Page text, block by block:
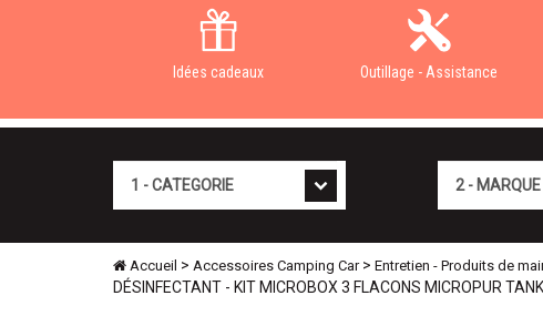
Idées cadeaux Outillage - Assistance
Accueil > Accessoires Camping Car> Entretien - Produits de
DÉSINFECTANT - KIT MICROBOX 3 FLACONS MICROPUR